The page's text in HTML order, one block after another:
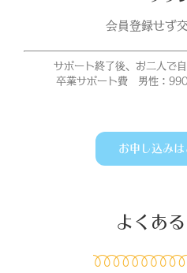
会員登録せず
サポート終了後、お二人で
卒業サポート費 男性：
お申し込みは
よくあ